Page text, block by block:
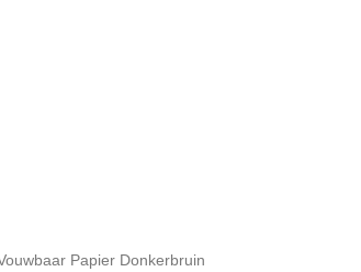
Papier Donkerbruin